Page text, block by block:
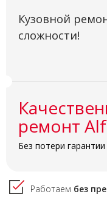
Кузовной
сложности!
ремонт
Без потери гарантии
Работаем без